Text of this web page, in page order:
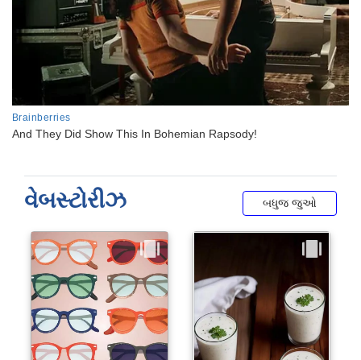
વેબસ્ટોરીઝ બધુજ જુઓ